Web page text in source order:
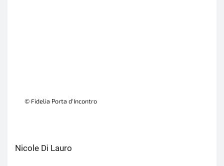
© Fidelia Porta d'Incontro
Nicole Di Lauro